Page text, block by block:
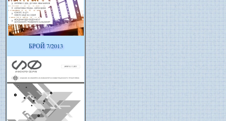
БРОЙ 7/2013